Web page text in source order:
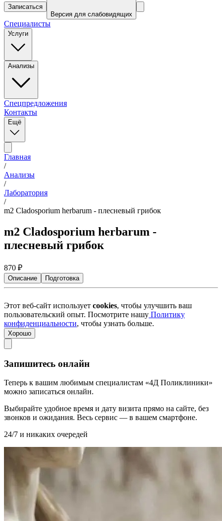
Записаться
Версия для слабовидящих
Специалисты
Услуги
Анализы
Спецпредложения
Контакты
Ещё
Главная
/
Анализы
/
Лаборатория
/
m2 Cladosporium herbarum - плесневый грибок
m2 Cladosporium herbarum -
плесневый грибок
870 ₽
Описание Подготовка
Этот веб-сайт использует cookies, чтобы улучшить ваш
пользовательский опыт. Посмотрите нашу Политику
конфиденциальности, чтобы узнать больше.
Хорошо
Запишитесь онлайн
Теперь к вашим любимым специалистам «4Д Поликлиники»
можно записаться онлайн.
Выбирайте удобное время и дату визита прямо на сайте, без
звонков и ожидания. Весь сервис — в вашем смартфоне.
24/7 и никаких очередей